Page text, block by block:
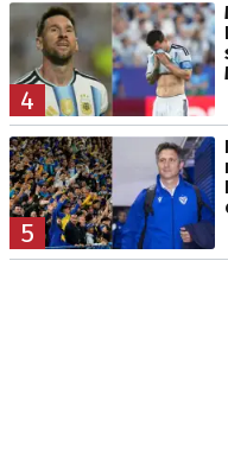
4
5